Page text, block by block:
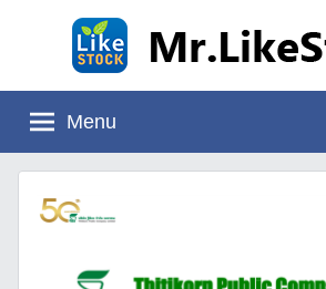
Mr.LikeStock
งบ
Menu